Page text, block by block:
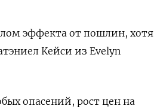
эффекта от пошлин, хотя
Кейси из Evelyn
опасений, рост цен на